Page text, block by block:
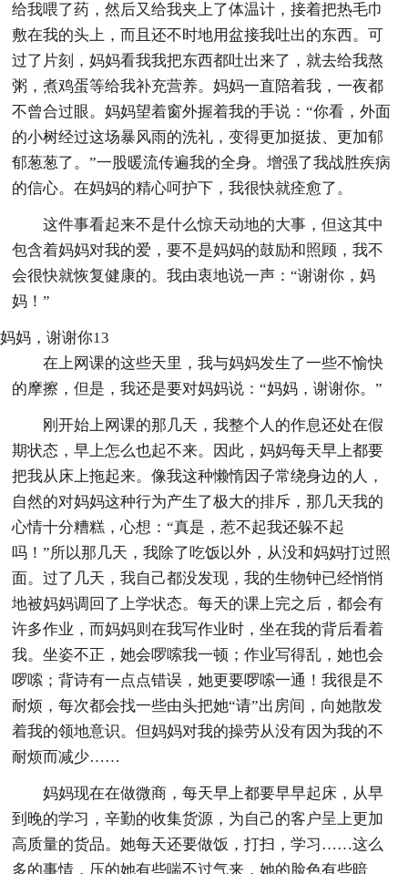
给我喂了药，然后又给我夹上了体温计，接着把热毛巾
敷在我的头上，而且还不时地用盆接我吐出的东西。可
过了片刻，妈妈看我我把东西都吐出来了，就去给我熬
粥，煮鸡蛋等给我补充营养。妈妈一直陪着我，一夜都
不曾合过眼。妈妈望着窗外握着我的手说：“你看，外面
的小树经过这场暴风雨的洗礼，变得更加挺拔、更加郁
郁葱葱了。”一股暖流传遍我的全身。增强了我战胜疾病
的信心。在妈妈的精心呵护下，我很快就痊愈了。
这件事看起来不是什么惊天动地的大事，但这其中
包含着妈妈对我的爱，要不是妈妈的鼓励和照顾，我不
会很快就恢复健康的。我由衷地说一声：“谢谢你，妈
妈！”
妈妈，谢谢你13
在上网课的这些天里，我与妈妈发生了一些不愉快
的摩擦，但是，我还是要对妈妈说：“妈妈，谢谢你。”
刚开始上网课的那几天，我整个人的作息还处在假
期状态，早上怎么也起不来。因此，妈妈每天早上都要
把我从床上拖起来。像我这种懒惰因子常绕身边的人，
自然的对妈妈这种行为产生了极大的排斥，那几天我的
心情十分糟糕，心想：“真是，惹不起我还躲不起
吗！”所以那几天，我除了吃饭以外，从没和妈妈打过照
面。过了几天，我自己都没发现，我的生物钟已经悄悄
地被妈妈调回了上学状态。每天的课上完之后，都会有
许多作业，而妈妈则在我写作业时，坐在我的背后看着
我。坐姿不正，她会啰嗦我一顿；作业写得乱，她也会
啰嗦；背诗有一点点错误，她更要啰嗦一通！我很是不
耐烦，每次都会找一些由头把她“请”出房间，向她散发
着我的领地意识。但妈妈对我的操劳从没有因为我的不
耐烦而减少……
妈妈现在在做微商，每天早上都要早早起床，从早
到晚的学习，辛勤的收集货源，为自己的客户呈上更加
高质量的货品。她每天还要做饭，打扫，学习……这么
多的事情，压的她有些喘不过气来，她的脸色有些暗